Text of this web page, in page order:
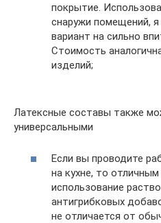
покрытие.
снаружи помещений,
вариант на сильно
Стоимость
изделий;
Латексные составы также
универсальными
Если вы проводите
на кухне, то
использование
антигрибковых
не отличается от